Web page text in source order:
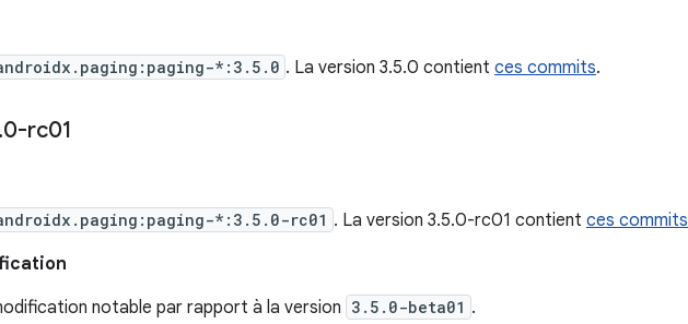
*:3.5.0 . La version 3.5.0 contient ces commits.
.0-rc01
*:3.5.0-rc01 . La version 3.5.0-rc01 contient ces commits
notable par rapport à la version 3.5.0-beta01 .